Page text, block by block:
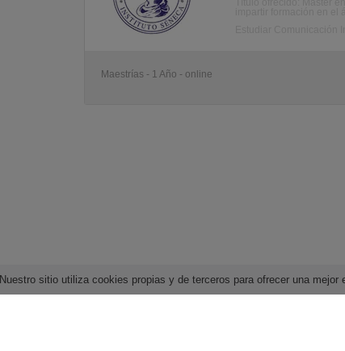
Nuestro sitio utiliza cookies propias y de terceros para ofrecer una
Maestrías - 1 Año - online